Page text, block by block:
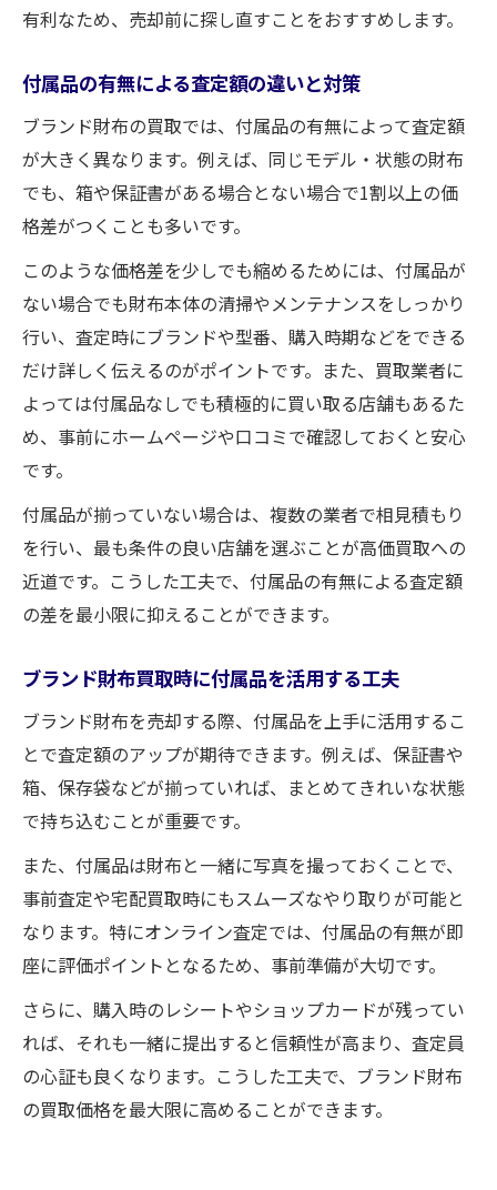
有利なため、売却前に探し直すことをおすすめします。
付属品の有無による査定額の違いと対策
ブランド財布の買取では、付属品の有無によって査定額
が大きく異なります。例えば、同じモデル・状態の財布
でも、箱や保証書がある場合とない場合で1割以上の価
格差がつくことも多いです。
このような価格差を少しでも縮めるためには、付属品が
ない場合でも財布本体の清掃やメンテナンスをしっかり
行い、査定時にブランドや型番、購入時期などをできる
だけ詳しく伝えるのがポイントです。また、買取業者に
よっては付属品なしでも積極的に買い取る店舗もあるた
め、事前にホームページや口コミで確認しておくと安心
です。
付属品が揃っていない場合は、複数の業者で相見積もり
を行い、最も条件の良い店舗を選ぶことが高価買取への
近道です。こうした工夫で、付属品の有無による査定額
の差を最小限に抑えることができます。
ブランド財布買取時に付属品を活用する工夫
ブランド財布を売却する際、付属品を上手に活用するこ
とで査定額のアップが期待できます。例えば、保証書や
箱、保存袋などが揃っていれば、まとめてきれいな状態
で持ち込むことが重要です。
また、付属品は財布と一緒に写真を撮っておくことで、
事前査定や宅配買取時にもスムーズなやり取りが可能と
なります。特にオンライン査定では、付属品の有無が即
座に評価ポイントとなるため、事前準備が大切です。
さらに、購入時のレシートやショップカードが残ってい
れば、それも一緒に提出すると信頼性が高まり、査定員
の心証も良くなります。こうした工夫で、ブランド財布
の買取価格を最大限に高めることができます。